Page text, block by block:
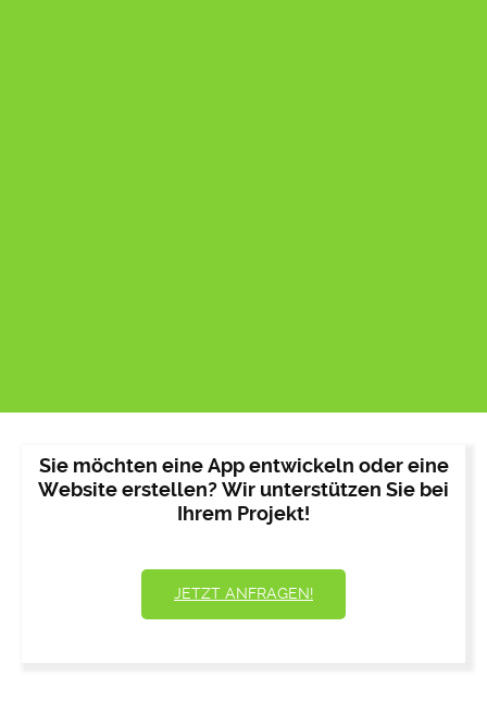
Sie möchten eine App entwickeln oder eine
Website erstellen? Wir unterstützen Sie bei
Ihrem Projekt!
JETZT ANFRAGEN!